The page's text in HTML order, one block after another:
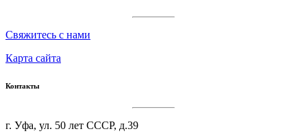
Cвяжитесь с нами
Карта сайта
Контакты
г. Уфа, ул. 50 лет СССР, д.39